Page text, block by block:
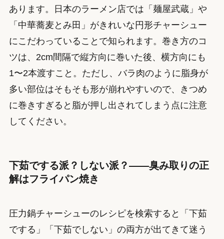
あります。日本のラーメン店では「麺屋武蔵」や
「中華蕎麦とみ田」がきれいな円形チャーシュー
にこだわっていることで知られます。巻き方のコ
ツは、2cm間隔で縦方向に巻いた後、横方向にも
1〜2本渡すこと。ただし、バラ肉のように脂身が
多い部位はそもそも形が崩れやすいので、きつめ
に巻きすぎると脂が押し出されてしまう点に注意
してください。
下茹でする派？しない派？——臭み取りの正
解はフライパン焼き
圧力鍋チャーシューのレシピを検索すると「下茹
でする」「下茹でしない」の両方が出てきて迷う